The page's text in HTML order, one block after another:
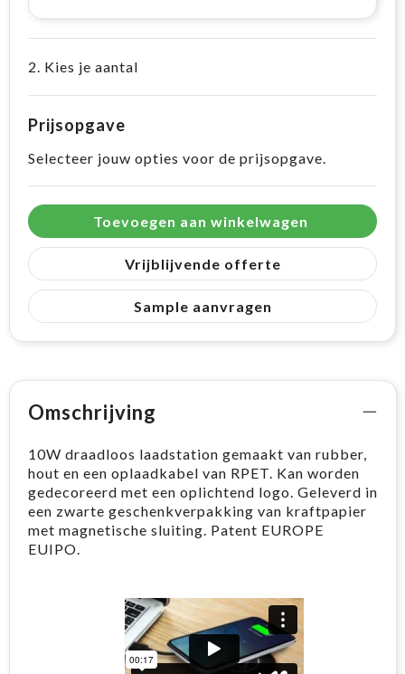
2. Kies je aantal
Prijsopgave
Selecteer jouw opties voor de prijsopgave.
Toevoegen aan winkelwagen
Vrijblijvende offerte
Sample aanvragen
Omschrijving
10W draadloos laadstation gemaakt van rubber,
hout en een oplaadkabel van RPET. Kan worden
gedecoreerd met een oplichtend logo. Geleverd in
een zwarte geschenkverpakking van kraftpapier
met magnetische sluiting. Patent EUROPE
EUIPO.